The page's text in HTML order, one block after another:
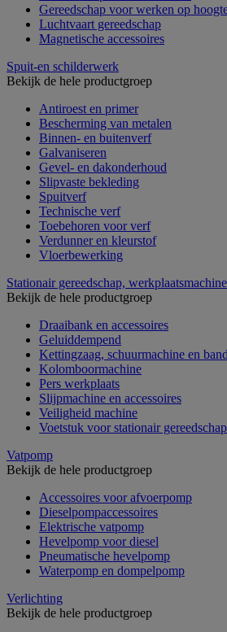
Gereedschap voor werken op
Luchtvaart gereedschap
Magnetische accessoires
Spuit-en schilderwerk
Bekijk de hele productgroep
Antiroest en primer
Bescherming van metalen
Binnen- en buitenverf
Galvaniseren
Gevel- en dakonderhoud
Slipvaste bekleding
Spuitverf
Technische verf
Toebehoren voor verf
Verdunner en kleurstof
Vloerbewerking
Stationair gereedschap, werkplaatsmachine
Bekijk de hele productgroep
Draaibank en accessoires
Geluiddempend
Kettingzaag, schuurmachine en
Kolomboormachine
Pers werkplaats
Slijpmachine en accessoires
Veiligheid machine
Voetstuk voor stationair gereedschap
Vatpomp
Bekijk de hele productgroep
Accessoires voor afvoerpomp
Dieselpompaccessoires
Elektrische vatpomp
Hevelpomp voor diesel
Pneumatische hevelpomp
Waterpomp en dompelpomp
Verlichting
Bekijk de hele productgroep